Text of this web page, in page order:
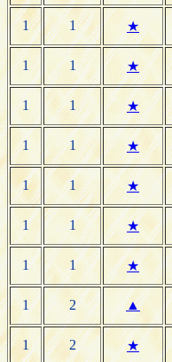
1 1 ★
1 1 ★
1 1 ★
1 1 ★
1 1 ★
1 1 ★
1 1 ★
1 2 ▲
1 2 ★